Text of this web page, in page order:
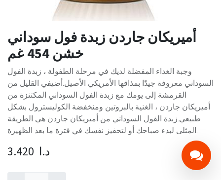
أميريكان جاردن زبدة فول سوداني
خشن 454 غم
وجبة الغداء المفضلة لديك في مرحلة الطفولة ، زبدة الفول
السوداني معروفة جيدًا بمذاقها الأمريكي الأصيل.أضيفي القليل من
القرمشة إلى يومك مع زبدة الفول السوداني المكتنزة من
أميريكان جاردن ، الغنية بالبروتين ومنخفضة الكوليسترول بشكل
طبيعي.زبدة الفول السوداني من أميريكان جاردن هي الطريقة
المثلى لبدء صباحك أو لتحفيز نفسك في فترة ما بعد الظهيرة.
3.420 د.ا